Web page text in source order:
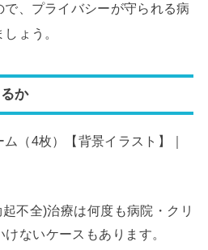
、プライバシーが守られる病
ょう。
か
不全)治療は何度も病院・クリ
ないケースもあります。